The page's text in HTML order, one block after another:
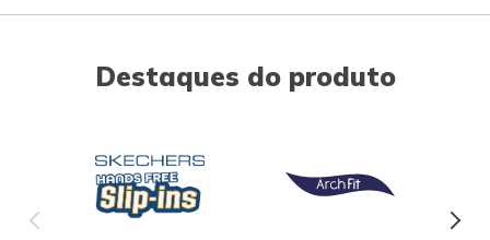
Destaques do produto